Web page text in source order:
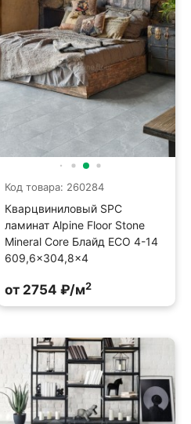
Код товара: 260284
Кварцвиниловый SPC
ламинат Alpine Floor Stone
Mineral Core Блайд ECO 4-14
609,6×304,8×4
от 2754 ₽/м2